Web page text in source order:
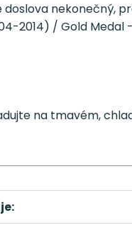
nekonečný,
2014) / Gold Medal
na tmavém,